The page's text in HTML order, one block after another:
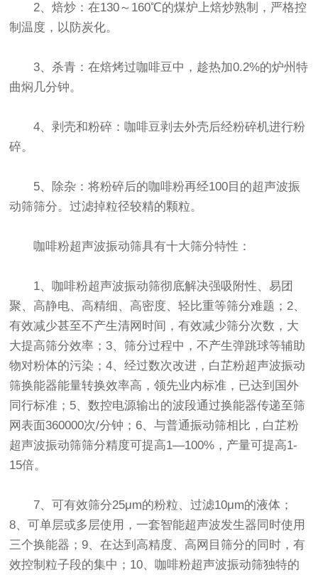
2、焙炒：在130～160℃的煤炉上焙炒熟制，严格控
制温度，以防炭化。
3、杀青：在焙烤过咖啡豆中，趁热加0.2%的炉州特
曲焖几分钟。
4、剥壳和粉碎：咖啡豆剥去外壳后经粉碎机进行粉
碎。
5、除杂：将粉碎后的咖啡粉再经100目的超声波振
动筛筛分。过滤掉粒径较精的颗粒。
咖啡粉超声波振动筛具有十大筛分特性：
1、咖啡粉超声波振动筛彻底解决强吸附性、易团
聚、高静电、高精细、高密度、轻比重等筛分难题；2、
有效减少甚至不产生清网时间，有效减少筛分次数，大
大提高筛分效率；3、筛分过程中，不产生弹跳球等辅助
物对粉体的污染；4、经过数次改进，白芷粉超声波振动
筛换能器能量转换效率高，领先业内标准，已达到国外
同行标准；5、数控电源输出的波段通过换能器传递至筛
网表面360000次/分钟；6、与普通振动筛相比，白芷粉
超声波振动筛筛分精度可提高1—100%，产量可提高1-
15倍。
7、可有效筛分25μm的粉粒、过滤10μm的液体；
8、可单层或多层使用，一套智能超声波发生器同时使用
三个换能器；9、在达到高精度、高网目筛分的同时，有
效控制粒子段的集中；10、咖啡粉超声波振动筛独特的